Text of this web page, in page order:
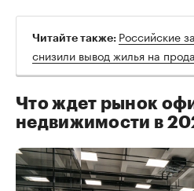
Читайте также: Российские
снизили вывод жилья на
Что ждет рынок
недвижимости в